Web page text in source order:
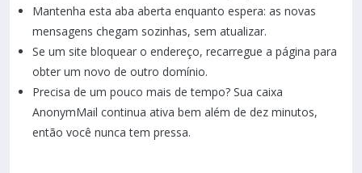
Mantenha esta aba aberta enquanto espera: as novas
mensagens chegam sozinhas, sem atualizar.
Se um site bloquear o endereço, recarregue a página para
obter um novo de outro domínio.
Precisa de um pouco mais de tempo? Sua caixa
AnonymMail continua ativa bem além de dez minutos,
então você nunca tem pressa.